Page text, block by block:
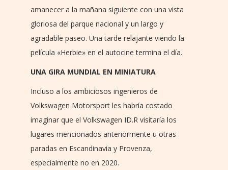
amanecer a la mañana siguiente con una vista
gloriosa del parque nacional y un largo y
agradable paseo. Una tarde relajante viendo la
película «Herbie» en el autocine termina el día.
UNA GIRA MUNDIAL EN MINIATURA
Incluso a los ambiciosos ingenieros de
Volkswagen Motorsport les habría costado
imaginar que el Volkswagen ID.R visitaría los
lugares mencionados anteriormente u otras
paradas en Escandinavia y Provenza,
especialmente no en 2020.